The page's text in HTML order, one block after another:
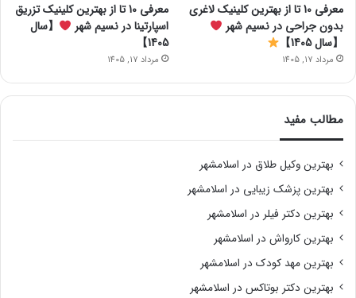
معرفی 10 تا از بهترین کلینیک لاغری
بدون جراحی در نسیم شهر
【سال 1405】
مرداد 17, 1405
معرفی 10 تا از بهترین کلینیک تزریق
اسپارتینا در نسیم شهر
【سال
1405】
مرداد 17, 1405
مطالب مفید
بهترین وکیل طلاق در اسلامشهر
بهترین پزشک زیبایی در اسلامشهر
بهترین دکتر فیلر در اسلامشهر
بهترین کارواش در اسلامشهر
بهترین مهد کودک در اسلامشهر
بهترین دکتر بوتاکس در اسلامشهر